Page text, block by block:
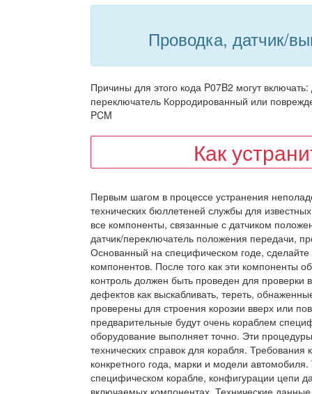
Проводка, датчик/
Причины для этого кода P07B2 могут
переключатель Корродированный или
PCM
Как
Первым шагом в процессе устранения
технических бюллетеней службы для
все компоненты, связанные с датчиком
датчик/переключатель положения передачи,
Основанный на специфическом годе,
компонентов. После того как эти компоненты
контроль должен быть проведен для проверки
дефектов как выскабливать, тереть,
проверены для строения корозии вверх или
предварительные будут очень кораблем
оборудование выполняет точно. Эти
технических справок для корабля.
конкретного года, марки и модели
специфическом корабле, конфигурации цепи
включаемых компонентах. Технические